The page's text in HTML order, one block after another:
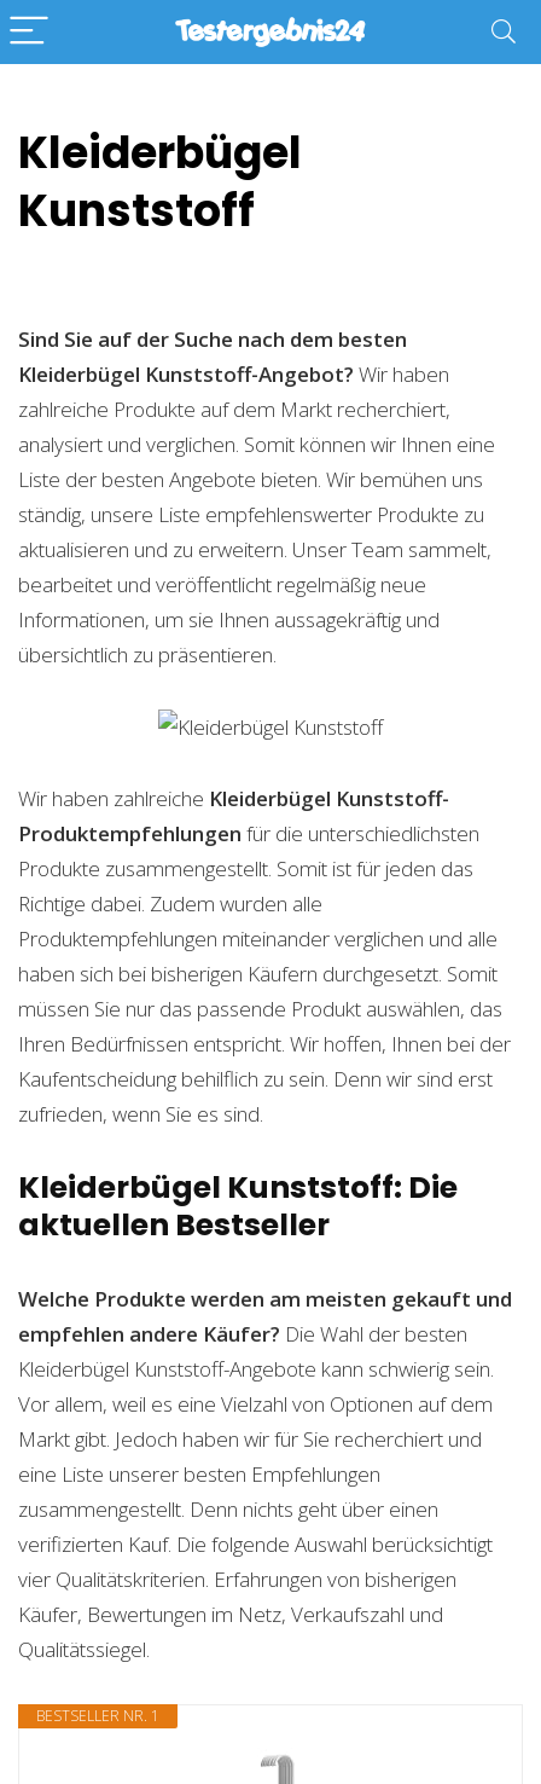
Kleiderbügel
Kunststoff
Sind Sie auf der Suche nach dem besten
Kleiderbügel Kunststoff-Angebot? Wir haben
zahlreiche Produkte auf dem Markt recherchiert,
analysiert und verglichen. Somit können wir Ihnen eine
Liste der besten Angebote bieten. Wir bemühen uns
ständig, unsere Liste empfehlenswerter Produkte zu
aktualisieren und zu erweitern. Unser Team sammelt,
bearbeitet und veröffentlicht regelmäßig neue
Informationen, um sie Ihnen aussagekräftig und
übersichtlich zu präsentieren.
Wir haben zahlreiche Kleiderbügel Kunststoff-
Produktempfehlungen für die unterschiedlichsten
Produkte zusammengestellt. Somit ist für jeden das
Richtige dabei. Zudem wurden alle
Produktempfehlungen miteinander verglichen und alle
haben sich bei bisherigen Käufern durchgesetzt. Somit
müssen Sie nur das passende Produkt auswählen, das
Ihren Bedürfnissen entspricht. Wir hoffen, Ihnen bei der
Kaufentscheidung behilflich zu sein. Denn wir sind erst
zufrieden, wenn Sie es sind.
Kleiderbügel Kunststoff: Die
aktuellen Bestseller
Welche Produkte werden am meisten gekauft und
empfehlen andere Käufer? Die Wahl der besten
Kleiderbügel Kunststoff-Angebote kann schwierig sein.
Vor allem, weil es eine Vielzahl von Optionen auf dem
Markt gibt. Jedoch haben wir für Sie recherchiert und
eine Liste unserer besten Empfehlungen
zusammengestellt. Denn nichts geht über einen
verifizierten Kauf. Die folgende Auswahl berücksichtigt
vier Qualitätskriterien. Erfahrungen von bisherigen
Käufer, Bewertungen im Netz, Verkaufszahl und
Qualitätssiegel.
BESTSELLER NR. 1